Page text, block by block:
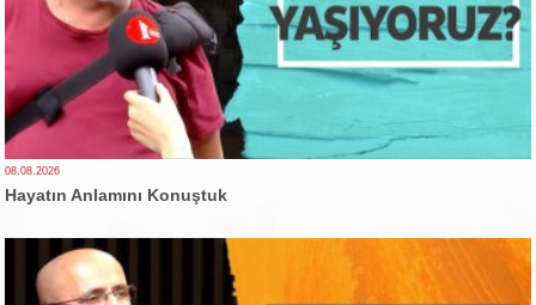
08.08.2026
Hayatın Anlamını Konuştuk